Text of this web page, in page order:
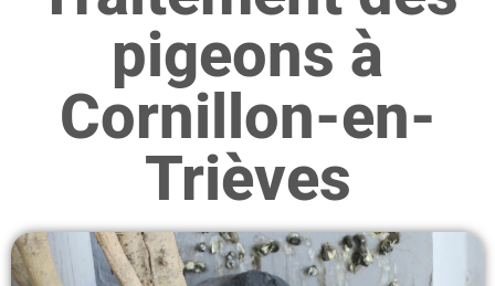
pigeons à
Cornillon-en-
Trièves